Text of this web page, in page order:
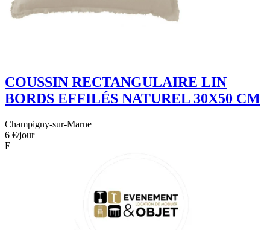
COUSSIN RECTANGULAIRE LIN
BORDS EFFILÉS NATUREL 30X50 CM
Champigny-sur-Marne
6 €/jour
E